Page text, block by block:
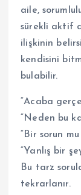
aile,
sürekli aktif
ilişkinin
kendisini
bulabilir.
“Acaba
“Neden bu
“Bir sorun mu
“Yanlış bir
Bu tarz
tekrarlanır.